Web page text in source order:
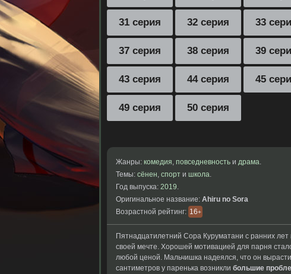
31 серия 32 серия 33
37 серия 38 серия 39
43 серия 44 серия 45
49 серия 50 серия
Жанры: комедия, повседневность и драма.
Темы: сёнен, спорт и школа.
Год выпуска: 2019.
Оригинальное название: Ahiru no Sora
Возрастной рейтинг: 16+
Пятнадцатилетний Сора Куруматани с ранних лет
своей мечте. Хорошей мотивацией для парня
любой ценой. Мальчишка надеялся, что он
сантиметров у паренька возникли большие